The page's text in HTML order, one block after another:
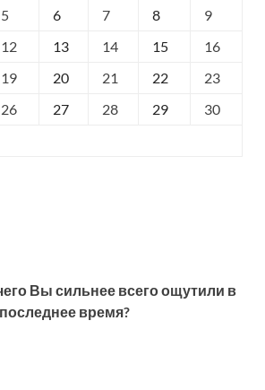
5 6 7 8
9
12 13 14 15
16
19 20 21 22
23
26 27 28 29
30
Вы сильнее всего ощутили в
последнее время?